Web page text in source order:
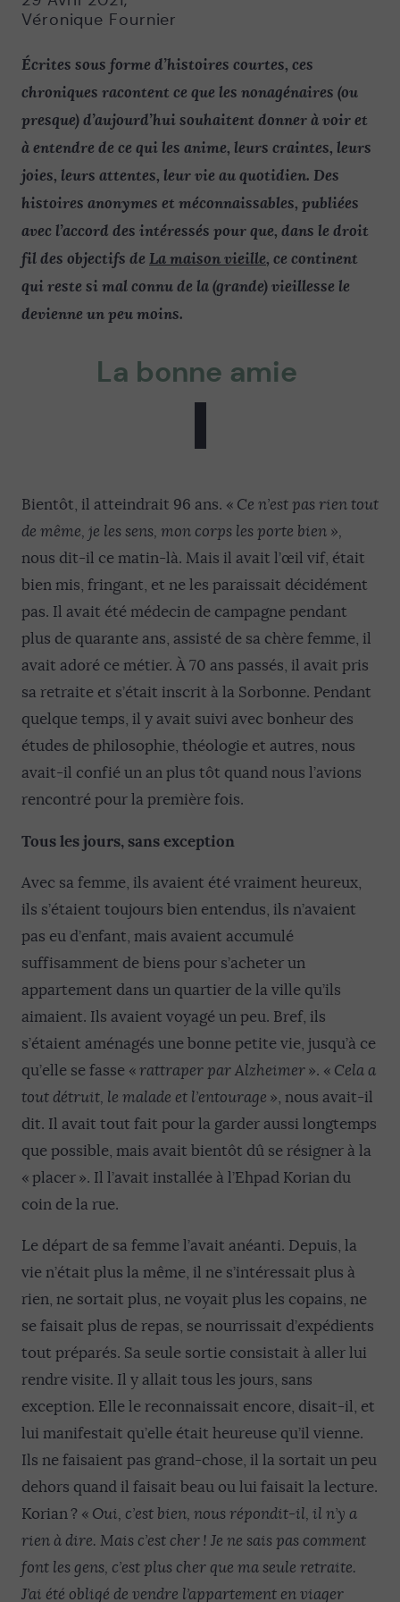
Véronique Fournier
Écrites sous forme d’histoires courtes, ces
chroniques racontent ce que les nonagénaires (ou
presque) d’aujourd’hui souhaitent donner à voir et
à entendre de ce qui les anime, leurs craintes, leurs
joies, leurs attentes, leur vie au quotidien. Des
histoires anonymes et méconnaissables, publiées
avec l’accord des intéressés pour que, dans le droit
fil des objectifs de La maison vieille, ce continent
qui reste si mal connu de la (grande) vieillesse le
devienne un peu moins.
La bonne amie
Bientôt, il atteindrait 96 ans. « Ce n’estpas rientout
de même, je les sens, mon corps les porte bien »,
nous dit-il ce matin-là. Mais il avait l’œil vif, était
bien mis, fringant, et ne les paraissait décidément
pas. Il avait été médecin de campagne pendant
plus de quarante ans, assisté de sa chère femme, il
avait adoré ce métier. À 70 ans passés, il avait pris
sa retraite et s’était inscrit à la Sorbonne. Pendant
quelque temps, il y avait suivi avec bonheur des
études de philosophie, théologie et autres, nous
avait-il confié un an plus tôt quand nous l’avions
rencontré pour la première fois.
Tous les jours, sans exception
Avec sa femme, ils avaient été vraiment heureux,
ils s’étaient toujours bien entendus, ils n’avaient
pas eu d’enfant, mais avaient accumulé
suffisamment de biens pour s’acheter un
appartement dans un quartier de la ville qu’ils
aimaient. Ils avaient voyagé un peu. Bref, ils
s’étaient aménagés une bonne petite vie, jusqu’à ce
qu’elle se fasse «rattraperpar Alzheimer». « Cela a
tout détruit, le malade et l’entourage », nous avait-il
dit. Il avait tout fait pour la garder aussi longtemps
que possible, mais avait bientôt dû se résigner à la
« placer ». Il l’avait installée à l’Ehpad Korian du
coin de la rue.
Le départ de sa femme l’avait anéanti. Depuis, la
vie n’était plus la même, il ne s’intéressait plus à
rien, ne sortait plus, ne voyait plus les copains, ne
se faisait plus de repas, se nourrissait d’expédients
tout préparés. Sa seule sortie consistait à aller lui
rendre visite. Il y allait tous les jours, sans
exception. Elle le reconnaissait encore, disait-il, et
lui manifestait qu’elle était heureuse qu’il vienne.
Ils ne faisaient pas grand-chose, il la sortait un peu
dehors quand il faisait beau ou lui faisait la lecture.
Korian ? « Oui, c’est bien, nous répondit-il, il n’y a
rien à dire. Mais c’est cher ! Je ne sais pas comment
font les gens, c’est plus cher que ma seule retraite.
J’ai été obligé de vendre l’appartement en viager